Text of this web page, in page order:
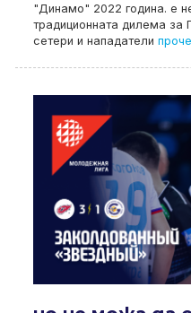
"Динамо" 2022 година. е
традиционната дилема за
сетери и нападатели